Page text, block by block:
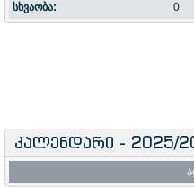
სხვაობა:
0
კალენდარი - 2025/